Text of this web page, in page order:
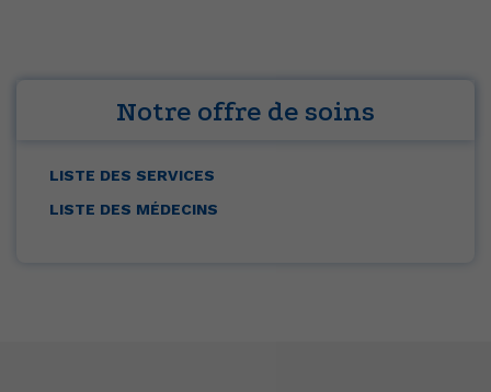
Notre offre de soins
LISTE DES SERVICES
LISTE DES MÉDECINS